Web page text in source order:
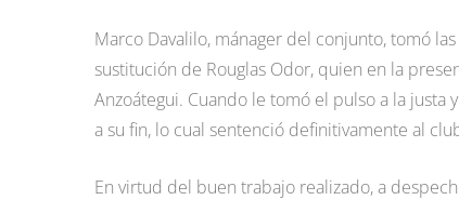
Marco Davalilo, mánager del conjunto, tomó
sustitución de Rouglas Odor, quien en la
Anzoátegui. Cuando le tomó el pulso a la justa
a su fin, lo cual sentenció definitivamente al
En virtud del buen trabajo realizado, a